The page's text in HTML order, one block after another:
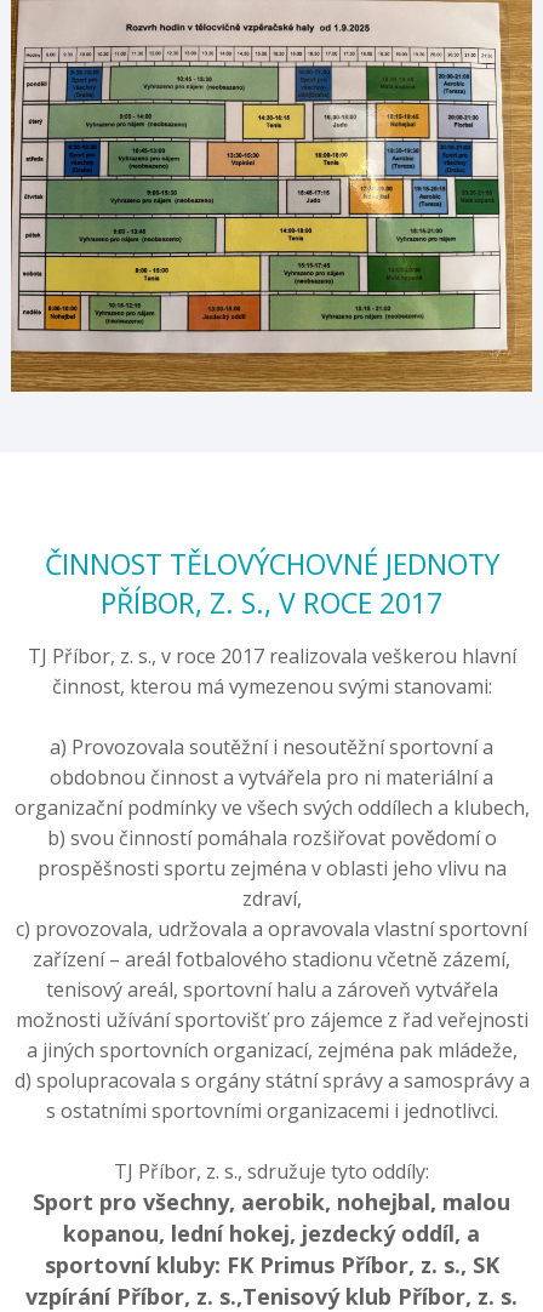
ČINNOST TĚLOVÝCHOVNÉ JEDNOTY
PŘÍBOR, Z. S., V ROCE 2017
TJ Příbor, z. s., v roce 2017 realizovala veškerou hlavní
činnost, kterou má vymezenou svými stanovami:
a) Provozovala soutěžní i nesoutěžní sportovní a
obdobnou činnost a vytvářela pro ni materiální a
organizační podmínky ve všech svých oddílech a klubech,
b) svou činností pomáhala rozšiřovat povědomí o
prospěšnosti sportu zejména v oblasti jeho vlivu na
zdraví,
c) provozovala, udržovala a opravovala vlastní sportovní
zařízení – areál fotbalového stadionu včetně zázemí,
tenisový areál, sportovní halu a zároveň vytvářela
možnosti užívání sportovišť pro zájemce z řad veřejnosti
a jiných sportovních organizací, zejména pak mládeže,
d) spolupracovala s orgány státní správy a samosprávy a
s ostatními sportovními organizacemi i jednotlivci.
TJ Příbor, z. s., sdružuje tyto oddíly:
Sport pro všechny, aerobik, nohejbal, malou
kopanou, lední hokej, jezdecký oddíl, a
sportovní kluby: FK Primus Příbor, z. s., SK
vzpírání Příbor, z. s.,Tenisový klub Příbor, z. s.